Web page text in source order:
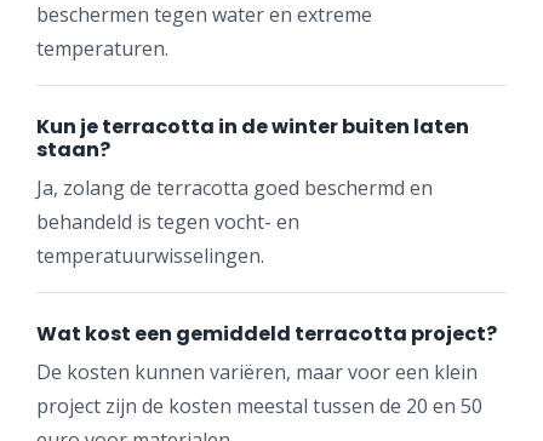
beschermen tegen water en extreme
temperaturen.
Kun je terracotta in de winter buiten laten
staan?
Ja, zolang de terracotta goed beschermd en
behandeld is tegen vocht- en
temperatuurwisselingen.
Wat kost een gemiddeld terracotta project?
De kosten kunnen variëren, maar voor een klein
project zijn de kosten meestal tussen de 20 en 50